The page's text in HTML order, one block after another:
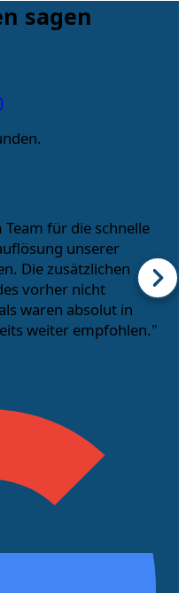
sagen
für die schnelle
unserer
Die zusätzlichen
vorher nicht
waren absolut in
weiter empfohlen."